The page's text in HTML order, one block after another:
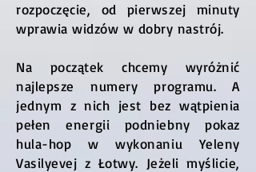
rozpoczęcie, od pierwszej minuty
wprawia widzów w dobry nastrój.
Na początek chcemy wyróżnić
najlepsze numery programu. A
jednym z nich jest bez wątpienia
pełen energii podniebny pokaz
hula-hop w wykonaniu Yeleny
Vasilyevej z Łotwy. Jeżeli myślicie,